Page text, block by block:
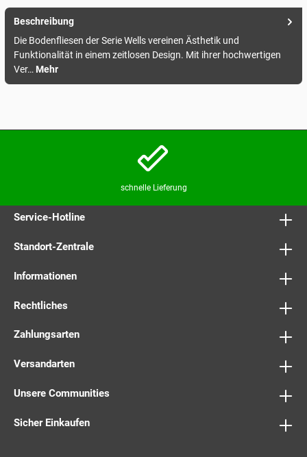
Beschreibung
Die Bodenfliesen der Serie Wells vereinen Ästhetik und
Funktionalität in einem zeitlosen Design. Mit ihrer hochwertigen
Ver… Mehr
schnelle Lieferung
Service-Hotline
Standort-Zentrale
Informationen
Rechtliches
Zahlungsarten
Versandarten
Unsere Communities
Sicher Einkaufen